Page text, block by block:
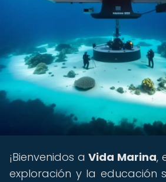
¡Bienvenidos aVida Marina,
exploración y la educación